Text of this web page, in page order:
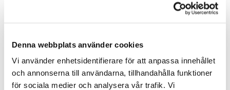
Denna webbplats använder cookies
Vi använder enhetsidentifierare för att anpassa innehållet
och annonserna till användarna, tillhandahålla funktioner
för sociala medier och analysera vår trafik. Vi